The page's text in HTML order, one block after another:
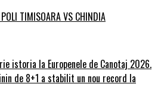
TIMISOARA VS CHINDIA
istoria la Europenele de Canotaj 2026.
de 8+1 a stabilit un nou record la